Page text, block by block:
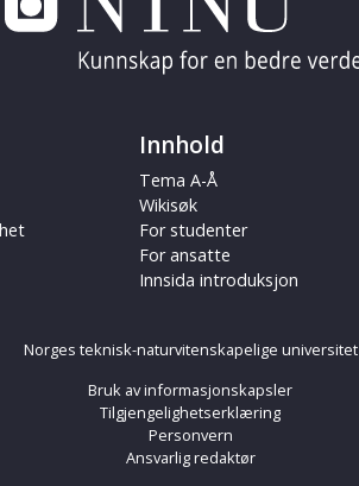
Innhold
Tema A-Å
Wikisøk
For studenter
For ansatte
Innsida introduksjon
Norges teknisk-naturvitenskapelige universitet
Bruk av informasjonskapsler
Tilgjengelighetserklæring
Personvern
Ansvarlig redaktør